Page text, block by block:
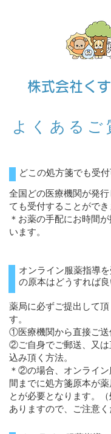
株式会社く
よくあるご
どこの処方箋でも受
全国どの医療機関が発
ても受付することができ
＊お薬の手配にお時間
います。
オンライン服薬指導
の原本はどうすれば良
薬局に必ずご提出して
す。
①医療機関から直接ご送
②ご自身でご郵送、又は
込み頂く方法。
＊②の場合、オンライ
間までに処方箋原本が
とが必要となります。
ありますので、ご注意く